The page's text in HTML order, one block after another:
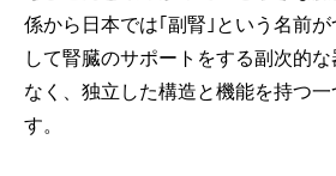
係から日本では｢副腎｣という名前
して腎臓のサポートをする副次的
なく、独立した構造と機能を持つ
す。